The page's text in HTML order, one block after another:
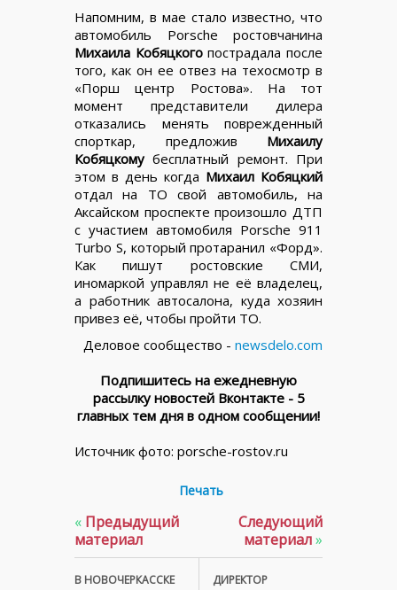
Напомним, в мае стало известно, что
автомобиль Porsche ростовчанина
Михаила Кобяцкогопострадала после
того, как он ее отвез на техосмотр в
«Порш центр Ростова». На тот
момент представители дилера
отказались менять поврежденный
спорткар, предложив Михаилу
Кобяцкомубесплатный ремонт. При
этом в день когда Михаил Кобяцкий
отдал на ТО свой автомобиль, на
Аксайском проспекте произошло ДТП
с участием автомобиля Porsche 911
Turbo S, который протаранил «Форд».
Как пишут ростовские СМИ,
иномаркой управлял не её владелец,
а работник автосалона, куда хозяин
привез её, чтобы пройти ТО.
Деловое сообщество - newsdelo.com
Подпишитесь на ежедневную
рассылку новостей Вконтакте - 5
главных тем дня в одном сообщении!
Источник фото: porsche-rostov.ru
Печать
« Предыдущий
материал
В НОВОЧЕРКАССКЕ
Следующий
материал»
ДИРЕКТОР